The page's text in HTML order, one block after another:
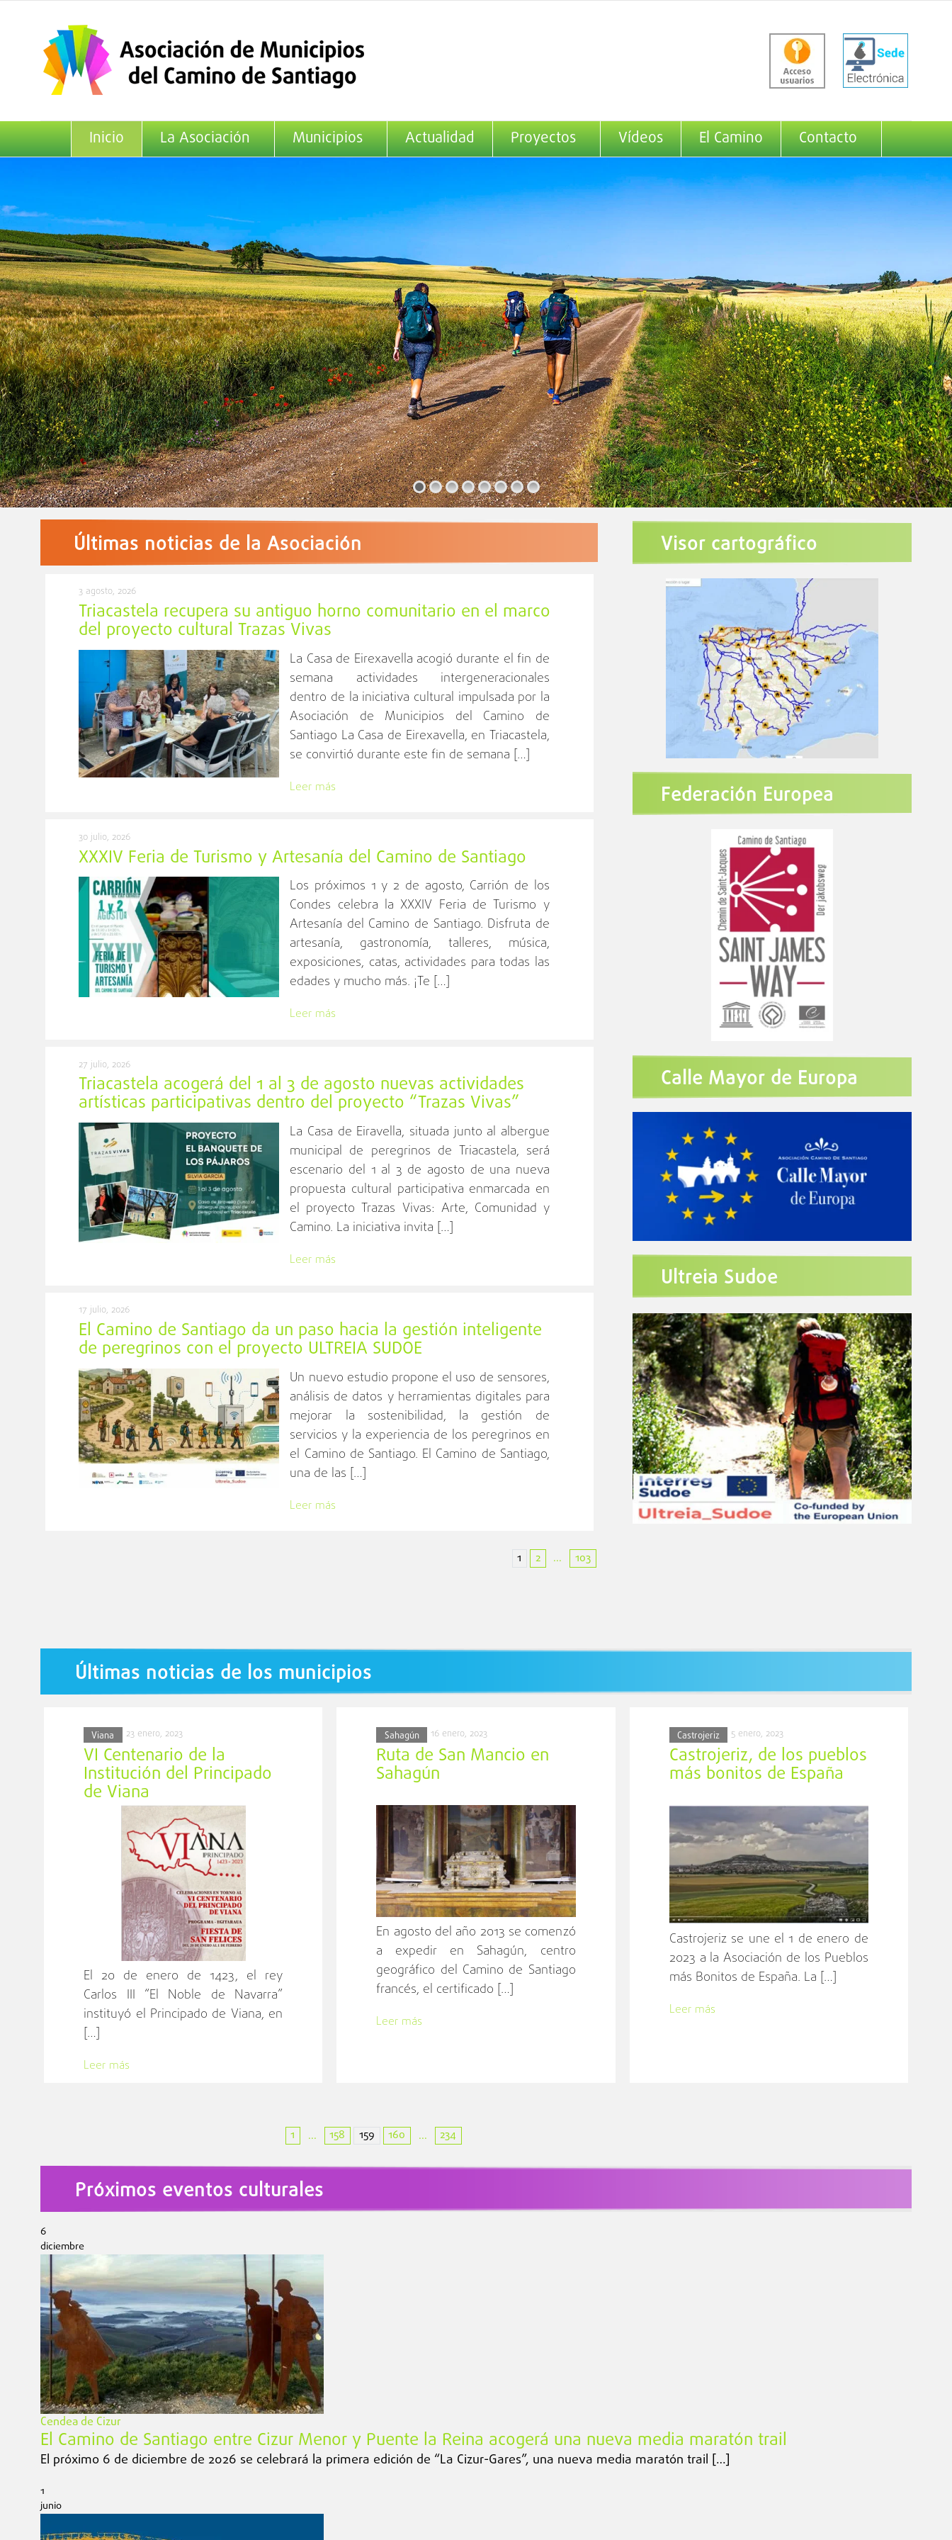
contenido
Inicio La Asociación Municipios Actualidad Proyectos Vídeos El Camino Contacto
Últimas noticias de la Asociación
3 agosto, 2026
Triacastela recupera su antiguo horno comunitario en el marco
del proyecto cultural Trazas Vivas
La Casa de Eirexavella acogió durante el fin de
semana actividades intergeneracionales
dentro de la iniciativa cultural impulsada por la
Asociación de Municipios del Camino de
Santiago La Casa de Eirexavella, en Triacastela,
se convirtió durante este fin de semana […]
Leer más
30 julio, 2026
XXXIV Feria de Turismo y Artesanía del Camino de Santiago
Los próximos 1 y 2 de agosto, Carrión de los
Condes celebra la XXXIV Feria de Turismo y
Artesanía del Camino de Santiago. Disfruta de
artesanía, gastronomía, talleres, música,
exposiciones, catas, actividades para todas las
edades y mucho más. ¡Te […]
Leer más
27 julio, 2026
Triacastela acogerá del 1 al 3 de agosto nuevas actividades
artísticas participativas dentro del proyecto “Trazas Vivas”
La Casa de Eiravella, situada junto al albergue
municipal de peregrinos de Triacastela, será
escenario del 1 al 3 de agosto de una nueva
propuesta cultural participativa enmarcada en
el proyecto Trazas Vivas: Arte, Comunidad y
Camino. La iniciativa invita […]
Leer más
17 julio, 2026
El Camino de Santiago da un paso hacia la gestión inteligente
de peregrinos con el proyecto ULTREIA SUDOE
Un nuevo estudio propone el uso de sensores,
análisis de datos y herramientas digitales para
mejorar la sostenibilidad, la gestión de
servicios y la experiencia de los peregrinos en
el Camino de Santiago. El Camino de Santiago,
una de las […]
Leer más
1 2 ... 103
Visor cartográfico
Federación Europea
Calle Mayor de Europa
Ultreia Sudoe
Últimas noticias de los municipios
Viana 23 enero, 2023
VI Centenario de la
Institución del Principado
de Viana
El 20 de enero de 1423, el rey
Carlos III “El Noble de Navarra”
instituyó el Principado de Viana, en
[…]
Leer más
Sahagún 16 enero, 2023
Ruta de San Mancio en
Sahagún
En agosto del año 2013 se comenzó
a expedir en Sahagún, centro
geográfico del Camino de Santiago
francés, el certificado […]
Leer más
Castrojeriz 5 enero, 2023
Castrojeriz, de los pueblos
más bonitos de España
Castrojeriz se une el 1 de enero de
2023 a la Asociación de los Pueblos
más Bonitos de España. La […]
Leer más
1 ... 158 159 160 ... 234
Próximos eventos culturales
6
diciembre
Cendea de Cizur
El Camino de Santiago entre Cizur Menor y Puente la Reina acogerá una nueva media maratón trail
El próximo 6 de diciembre de 2026 se celebrará la primera edición de “La Cizur-Gares”, una nueva media maratón trail […]
1
junio